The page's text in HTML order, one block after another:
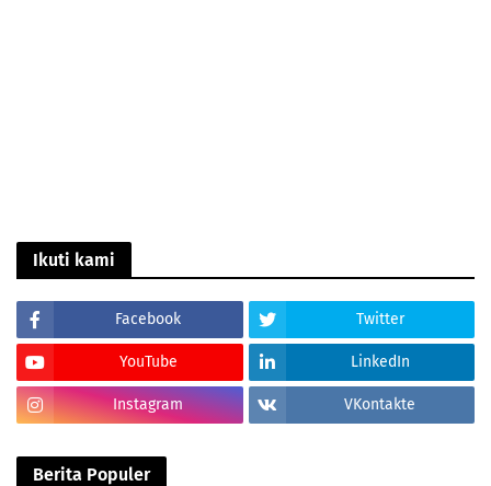
Ikuti kami
Facebook Twitter
YouTube LinkedIn
Instagram VKontakte
Berita Populer